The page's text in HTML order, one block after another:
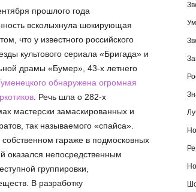
прошлого года
всколыхнула шокирующая
что у известного российского
культового сериала «Бригада» и
драмы «Бумер», 43-х летнего
обнаружена огромная
. Речь шла о 282-х
мастерски замаскированных и
так называемого «спайса».
гараже в подмосковных
оказался непосредственным
группировки,
В разработку